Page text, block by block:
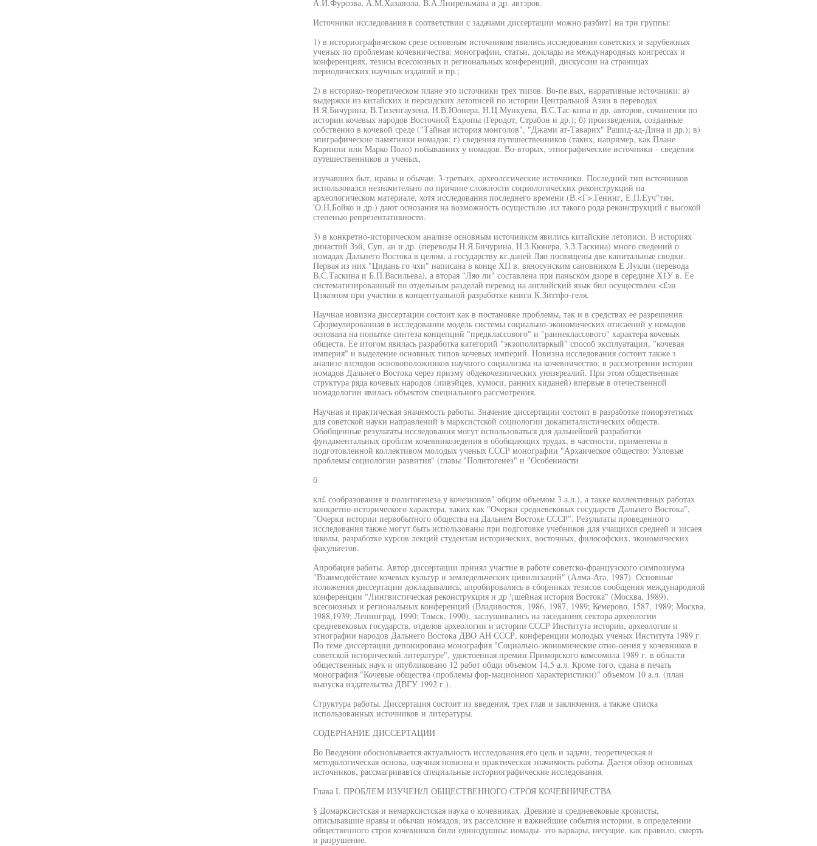
А.И.Фурсова, А.М.Хазанола, В.А.Лнирельмана и др. автэров.
Источники исследования в соответствии с задачами диссертации можно разбит1 на три группы:
1) в историографическом срезе основным источником явились исследования советских и зарубежных
ученых по проблемам кочевничества: монографии, статьи, доклады на международных конгрессах и
конференциях, тезисы всесоюзных и региональных конференций, дискуссии на страницах
периодических научных изданий и пр.;
2) в историко-теоретическом плане это источники трех типов. Во-пе.вых, нарративные источники: а)
выдержки из китайских и персидских летописей по истории Центральной Азии в переводах
Н.Я.Бичурина, В.Тизенгаузена, Н.В.Юонера, Н.Ц.Мункуева, В.С.Тас-кнна и др. авторов, сочинения по
истории кочевых народов Восточной Ехропы (Геродот, Страбон и др.); б) произведения, созданные
собственно в кочевой среде ("Тайная история монголов", "Джами ат-Таварих" Рашид-ад-Дина и др.); в)
эпиграфические памятники номадов; г) сведения путешественников (таких, например, как Плане
Карпини или Марко Поло) побывавиих у номадов. Во-вторых, этнографические источники - сведения
путешественников и ученых,
изучавших быт, нравы и обычаи. 3-третьих, археологические источники. Последний тип источников
использовался незначительно по причине сложности социологических реконструкций на
археологическом материале, хотя исследования последнего времени (В.<Г>.Генинг, Е.П.Еуч"тян,
'О.Н.Бойко и др.) дают оснозания на возможность осуществлю .ил такого рода реконструкций с высокой
степенью репрезентативности.
3) в конкретно-историческом анализе основным источниксм явились китайские летописи. В историях
династий Зэй, Суп, ан и др. (переводы Н.Я.Бичурина, Н.З.Кюнера, 3.З.Таскина) много сведений о
номадах Дальнего Востока в целом, а государству кг.даней Ляо посвящены две капитальные сводки.
Первая из них "Цидань го чхи" написана в конце ХП в. вяносунским сановником Е Лукли (перевода
В.С.Таскина и Б.П.Васильева), а вторая "Ляо ли" составлена при паньском дзоре в середине Х1У в. Ее
систематизированный по отдельным разделай перевод на английский язык бил осуществлен <£эн
Цзяаэном при участии в концептуальной разработке книги К.Зиттфо-геля.
Научная новизна диссертации состоит как в постановке проблемы, так и в средствах ее разрешения.
Сформулированная в исследовании модель системы социально-экономических отнсаений у номадов
основана на попытке синтеза концепций "предклассового" и "раннеклассового" характера кочевых
обществ. Ее итогом явилась разработка категорий "экзополитаркый" способ эксплуатации, "кочевая
империя" и выделение основных типов кочевых империй. Новизна исследования состоит также з
анализе взглядов основоположников научного социализма на кочевничество, в рассмотрении истории
номадов Дальнего Востока через призму обдекочезнических унязереалий. При этом общественная
структура ряда кочевых народов (иивэйцев, кумоси, ранних киданей) впервые в отечественной
номадологии явилась объектом специального рассмотрения.
Научная и практическая значимость работы. Значение диссертации состоит в разработке поиорэтетных
для советской науки направлений в марксистской социологии докапиталистических обществ.
Обобщенные результаты исследования могут использоваться для дальнейшей разработки
фундаментальных проблзм кочевникозедения в обобщающих трудах, в частности, применены в
подготовленной коллективом молодых ученых СССР монографии "Архаическое общество: Узловые
проблемы социологии развития" (главы "Политогенез" и "Особенности
б
кл£ сообразования и политогенеза у кочезников" обцим объемом 3 а.л.), а такке коллективных работах
конкретно-исторического характера, таких как "Очерки средневековых государств Дальнего Востока",
"Очерки истории первобытного общества на Дальнем Востоке СССР". Результаты проведенного
исследования также могут быть использованы при подготовке учебников для учащихся средней и зисаея
школы, разработке курсов лекций студентам исторических, восточных, философских, экономических
факультетов.
Апробация работы. Автор диссертации принял участие в работе советско-французского симпозиума
"Взаимодействие кочевых культур и земледельческих цивилизаций" (Алма-Ата, 1987). Основные
положения диссертации докладывались, апробировались в сборниках тезисов сообщения международной
конференции "Лингвистическая реконструкция и др '¡шейная история Востока" (Москва, 1989),
всесоюзных и региональных конференций (Владивосток, 1986, 1987, 1989; Кемерово, 1587, 1989; Москва,
1988,1939; Ленинград, 1990; Томск, 1990), заслушивались на заседаниях сектора археологии
средневековых государств, отделов археологии и истории СССР Института истории, археологии и
этнографии народов Дальнего Востока ДВО АН СССР, конференции молодых ученых Института 1989 г.
По теме диссертации депонирована монография "Социально-экономические отно-оения у кочевников в
советской исторической литературе", удостоенная премии Приморского комсомола 1989 г. в области
общественных наук и опубликовано 12 работ общи объемом 14,5 а.л. Кроме того, сдана в печать
монография "Кочевые общества (проблемы фор-мационноп характеристики)" объемом 10 а.л. (план
выпуска издательства ДВГУ 1992 г.).
Структура работы. Диссертация состоит из введения, трех глав и заключения, а также списка
использованных источников и литературы.
СОДЕРНАНИЕ ДИССЕРТАЦИИ
Во Введении обосновывается актуальность исследования,его цель и задачи, теоретическая и
методологическая основа, научная новизна и практическая значимость работы. Дается обзор основных
источников, рассмагривавтся специальные историографические исследования.
Глава I. ПРОБЛЕМ ИЗУЧЕН/Л ОБЩЕСТВЕННОГО СТРОЯ КОЧЕВНИЧЕСТВА
§ Домарксистская и немарксистская наука о кочевниках. Древние и средневековые хронисты,
описывавшие нравы и обычаи номадов, их расселсние и важнейшие события истории, в определении
общественного строя кочевников били единодушны: номады- это варвары, несущие, как правило, смерть
и разрушение.